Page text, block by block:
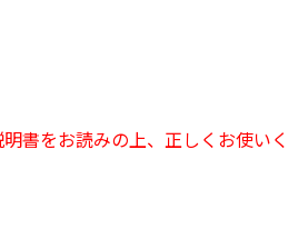
書をお読みの上、正しくお使いく